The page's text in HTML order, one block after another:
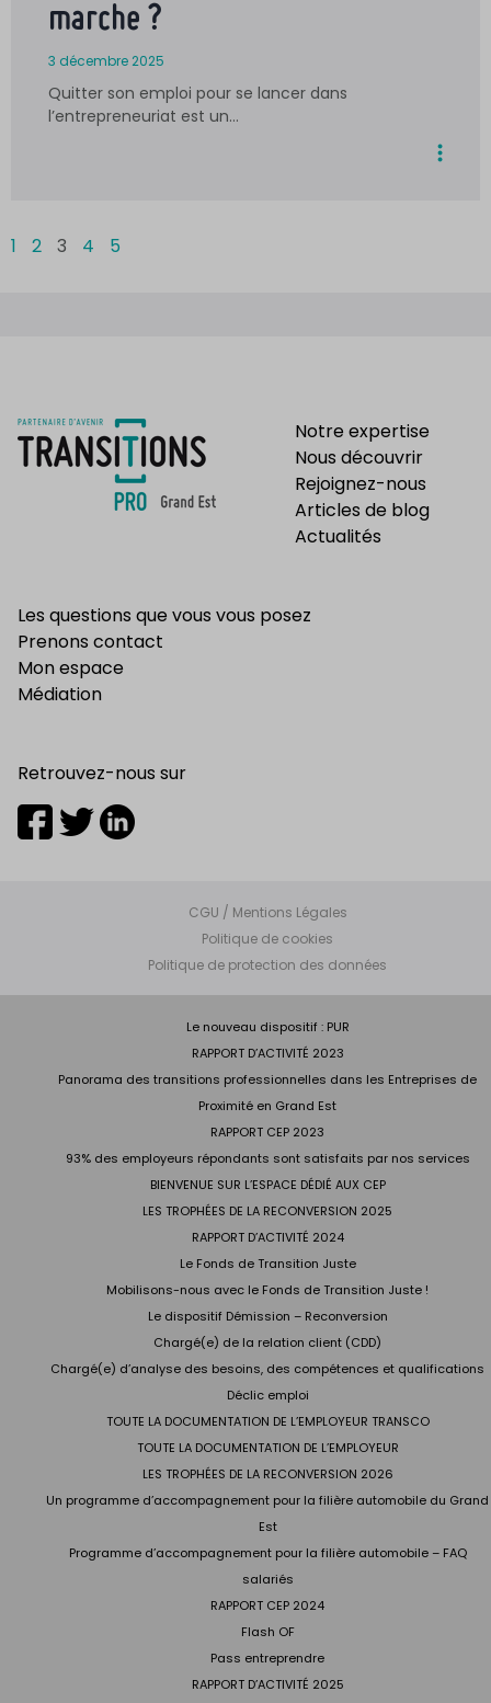
marche ?
3 décembre 2025
Quitter son emploi pour se lancer dans
l’entrepreneuriat est un…
1 2 3 4 5
Notre expertise
Nous découvrir
Rejoignez-nous
Articles de blog
Actualités
Les questions que vous vous posez
Prenons contact
Mon espace
Médiation
Retrouvez-nous sur
CGU / Mentions Légales
Politique de cookies
Politique de protection des données
Le nouveau dispositif : PUR
RAPPORT D’ACTIVITÉ 2023
Panorama des transitions professionnelles dans les Entreprises de
Proximité en Grand Est
RAPPORT CEP 2023
93% des employeurs répondants sont satisfaits par nos services
BIENVENUE SUR L’ESPACE DÉDIÉ AUX CEP
LES TROPHÉES DE LA RECONVERSION 2025
RAPPORT D’ACTIVITÉ 2024
Le Fonds de Transition Juste
Mobilisons-nous avec le Fonds de Transition Juste !
Le dispositif Démission – Reconversion
Chargé(e) de la relation client (CDD)
Chargé(e) d’analyse des besoins, des compétences et qualifications
Déclic emploi
TOUTE LA DOCUMENTATION DE L’EMPLOYEUR TRANSCO
TOUTE LA DOCUMENTATION DE L’EMPLOYEUR
LES TROPHÉES DE LA RECONVERSION 2026
Un programme d’accompagnement pour la filière automobile du Grand
Est
Programme d’accompagnement pour la filière automobile – FAQ
salariés
RAPPORT CEP 2024
Flash OF
Pass entreprendre
RAPPORT D’ACTIVITÉ 2025